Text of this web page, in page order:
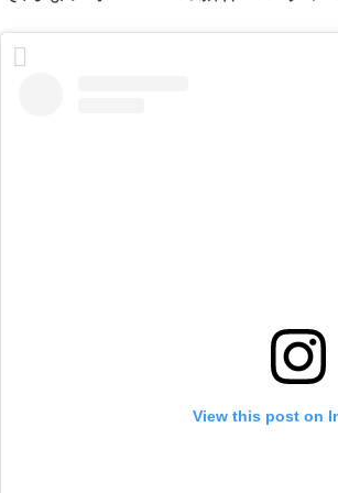
View this post on